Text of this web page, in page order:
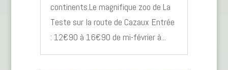
continents.Le magnifique zoo de La
Teste sur la route de Cazaux Entrée
: 12€90 à 16€90 de mi-février à...